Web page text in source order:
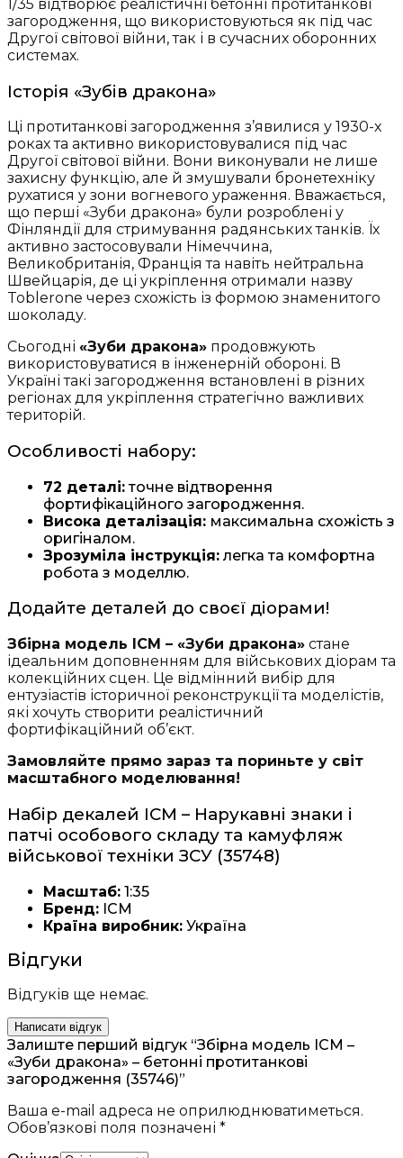
1/35 відтворює реалістичні бетонні протитанкові
загородження, що використовуються як під час
Другої світової війни, так і в сучасних оборонних
системах.
Історія «Зубів дракона»
Ці протитанкові загородження з’явилися у 1930-х
роках та активно використовувалися під час
Другої світової війни. Вони виконували не лише
захисну функцію, але й змушували бронетехніку
рухатися у зони вогневого ураження. Вважається,
що перші «Зуби дракона» були розроблені у
Фінляндії для стримування радянських танків. Їх
активно застосовували Німеччина,
Великобританія, Франція та навіть нейтральна
Швейцарія, де ці укріплення отримали назву
Toblerone через схожість із формою знаменитого
шоколаду.
Сьогодні «Зуби дракона» продовжують
використовуватися в інженерній обороні. В
Україні такі загородження встановлені в різних
регіонах для укріплення стратегічно важливих
територій.
Особливості набору:
72 деталі:точне відтворення
фортифікаційного загородження.
Висока деталізація: максимальна схожість з
оригіналом.
Зрозуміла інструкція: легка та комфортна
робота з моделлю.
Додайте деталей до своєї діорами!
Збірна модель ICM – «Зуби дракона» стане
ідеальним доповненням для військових діорам та
колекційних сцен. Це відмінний вибір для
ентузіастів історичної реконструкції та моделістів,
які хочуть створити реалістичний
фортифікаційний об’єкт.
Замовляйте прямо зараз та пориньте у світ
масштабного моделювання!
Набір декалей ICM – Нарукавні знаки і
патчі особового складу та камуфляж
військової техніки ЗСУ (35748)
Масштаб: 1:35
Бренд: ICM
Країна виробник: Україна
Відгуки
Відгуків ще немає.
Написати відгук
Залиште перший відгук “Збірна модель ICM –
«Зуби дракона» – бетонні протитанкові
загородження (35746)”
Ваша e-mail адреса не оприлюднюватиметься.
Обов’язкові поля позначені *